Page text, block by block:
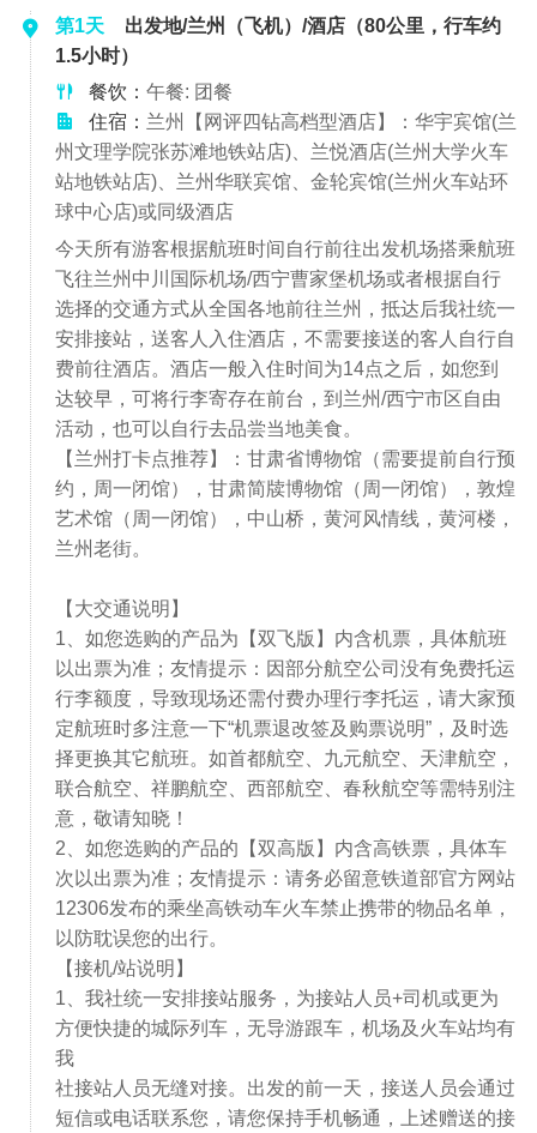
第1天
出发地/兰州（飞机）/酒店（80公里，行车约
1.5小时）
餐饮： 午餐: 团餐
住宿： 兰州【网评四钻高档型酒店】：华宇宾馆(兰
州文理学院张苏滩地铁站店)、兰悦酒店(兰州大学火车
站地铁站店)、兰州华联宾馆、金轮宾馆(兰州火车站环
球中心店)或同级酒店
今天所有游客根据航班时间自行前往出发机场搭乘航班
飞往兰州中川国际机场/西宁曹家堡机场或者根据自行
选择的交通方式从全国各地前往兰州，抵达后我社统一
安排接站，送客人入住酒店，不需要接送的客人自行自
费前往酒店。酒店一般入住时间为14点之后，如您到
达较早，可将行李寄存在前台，到兰州/西宁市区自由
活动，也可以自行去品尝当地美食。
【兰州打卡点推荐】：甘肃省博物馆（需要提前自行预
约，周一闭馆），甘肃简牍博物馆（周一闭馆），敦煌
艺术馆（周一闭馆），中山桥，黄河风情线，黄河楼，
兰州老街。
【大交通说明】
1、如您选购的产品为【双飞版】内含机票，具体航班
以出票为准；友情提示：因部分航空公司没有免费托运
行李额度，导致现场还需付费办理行李托运，请大家预
定航班时多注意一下“机票退改签及购票说明”，及时选
择更换其它航班。如首都航空、九元航空、天津航空，
联合航空、祥鹏航空、西部航空、春秋航空等需特别注
意，敬请知晓！
2、如您选购的产品的【双高版】内含高铁票，具体车
次以出票为准；友情提示：请务必留意铁道部官方网站
12306发布的乘坐高铁动车火车禁止携带的物品名单，
以防耽误您的出行。
【接机/站说明】
1、我社统一安排接站服务，为接站人员+司机或更为
方便快捷的城际列车，无导游跟车，机场及火车站均有
我
社接站人员无缝对接。出发的前一天，接送人员会通过
短信或电话联系您，请您保持手机畅通，上述赠送的接